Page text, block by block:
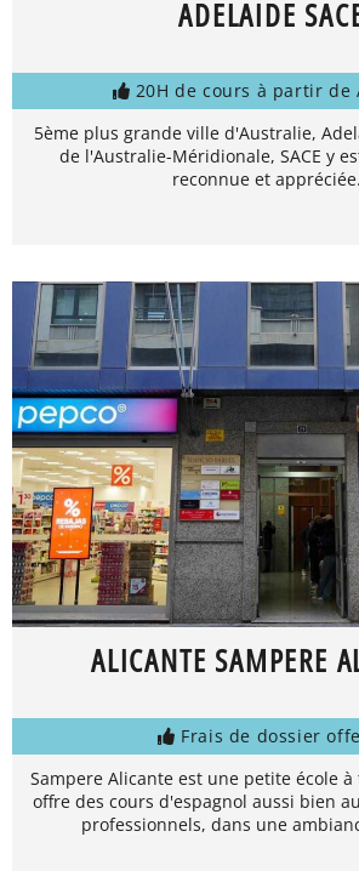
ADELAIDE
20H de cours à partir de
5ème plus grande ville d'Australie,
de l'Australie-Méridionale, SACE y
reconnue et
ALICANTE SAMPERE
Frais de dossier
Sampere Alicante est une petite école
offre des cours d'espagnol aussi bien
professionnels, dans une